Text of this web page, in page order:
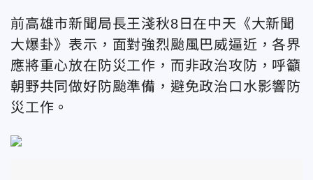
前高雄市新聞局長王淺秋8日在中天《大新聞
大爆卦》表示，面對強烈颱風巴威逼近，各界
應將重心放在防災工作，而非政治攻防，呼籲
朝野共同做好防颱準備，避免政治口水影響防
災工作。